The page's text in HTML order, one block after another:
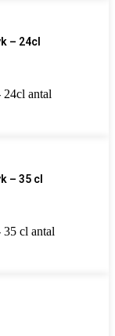
– 24cl
antal
– 35 cl
cl antal